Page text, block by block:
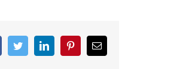
FacebookTwitterLinkedInPinterestCorreo
electrónico